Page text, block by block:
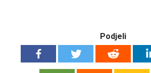
Podjeli